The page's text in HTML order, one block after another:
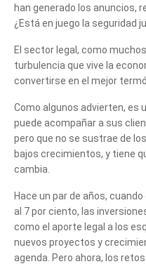
han generado los anuncios,
¿Está en juego la seguridad
El sector legal, como
turbulencia que vive la
convertirse en el mejor
Como algunos advierten, es
puede acompañar a sus
pero que no se sustrae de
bajos crecimientos, y tiene
cambia.
Hace un par de años,
al 7 por ciento, las
como el aporte legal a los
nuevos proyectos y
agenda. Pero ahora, los